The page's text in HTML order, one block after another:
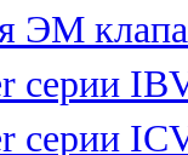
ЭМ
серии
серии